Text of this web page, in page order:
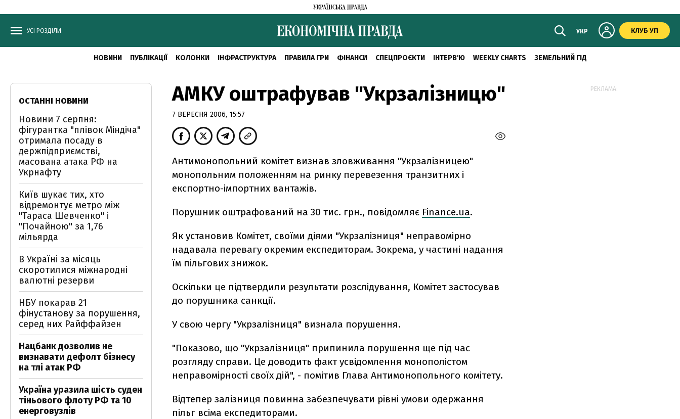
УСІ РОЗДІЛИ УКР КЛУБ УП
НОВИНИ ПУБЛІКАЦІЇ КОЛОНКИ ІНФРАСТРУКТУРА ПРАВИЛА ГРИ ФІНАНСИ СПЕЦПРОЄКТИ ІНТЕРВ'Ю WEEKLY CHARTS ЗЕМЕЛЬНИЙ ГІД
АМКУ оштрафував "Укрзалізницю"
7 ВЕРЕСНЯ 2006, 15:57
Антимонопольний комітет визнав зловживання "Укрзалізницею"
монопольним положенням на ринку перевезення транзитних і
експортно-імпортних вантажів.
Порушник оштрафований на 30 тис. грн., повідомляє Finance.ua.
Як установив Комітет, своїми діями "Укрзалізниця" неправомірно
надавала перевагу окремим експедиторам. Зокрема, у частині надання
їм пільгових знижок.
Оскільки це підтвердили результати розслідування, Комітет застосував
до порушника санкції.
У свою чергу "Укрзалізниця" визнала порушення.
"Показово, що "Укрзалізниця" припинила порушення ще під час
розгляду справи. Це доводить факт усвідомлення монополістом
неправомірності своїх дій", - помітив Глава Антимонопольного комітету.
Відтепер залізниця повинна забезпечувати рівні умови одержання
пільг всіма експедиторами.
ОСТАННІ НОВИНИ
Новини 7 серпня:
фігурантка "плівок Міндіча"
отримала посаду в
держпідприємстві,
масована атака РФ на
Укрнафту
Київ шукає тих, хто
відремонтує метро між
"Тараса Шевченко" і
"Почайною" за 1,76
мільярда
В Україні за місяць
скоротилися міжнародні
валютні резерви
НБУ покарав 21
фінустанову за порушення,
серед них Райффайзен
Нацбанк дозволив не
визнавати дефолт бізнесу
на тлі атак РФ
Україна уразила шість суден
тіньового флоту РФ та 10
енерговузлів
РЕКЛАМА: